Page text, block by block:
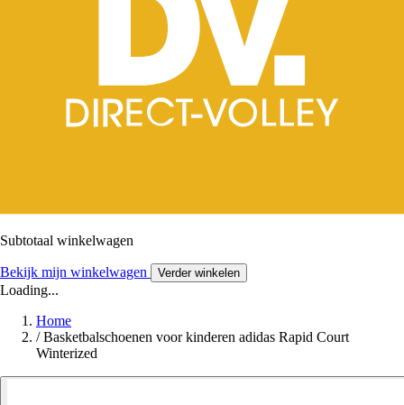
Subtotaal winkelwagen
Bekijk mijn winkelwagen Verder winkelen
Loading...
Home
/ Basketbalschoenen voor kinderen adidas Rapid Court
Winterized